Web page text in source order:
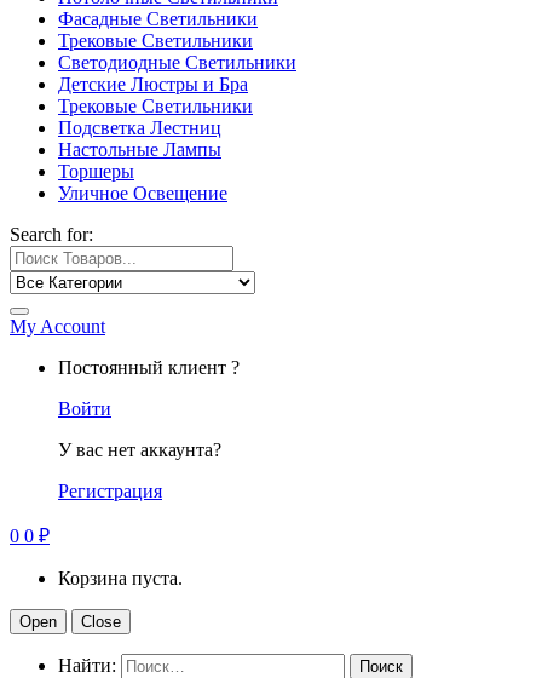
Фасадные Светильники
Трековые Светильники
Светодиодные Светильники
Детские Люстры и Бра
Трековые Светильники
Подсветка Лестниц
Настольные Лампы
Торшеры
Уличное Освещение
Search for:
My Account
Постоянный клиент ?
Войти
У вас нет аккаунта?
Регистрация
0 0 ₽
Корзина пуста.
Open Close
Найти: